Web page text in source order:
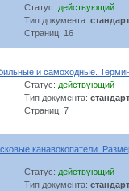
Статус: действующий
Тип документа: стандарт
Страниц: 16
и самоходные.
Статус: действующий
Тип документа: стандарт
Страниц: 7
канавокопатели.
Статус: действующий
Тип документа: стандарт